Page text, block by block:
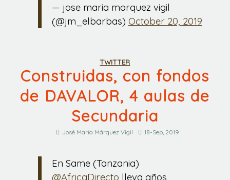
— jose maria marquez vigil
(@jm_elbarbas) October 20, 2019
TWITTER
Construidas, con fondos
de DAVALOR, 4 aulas de
Secundaria
José María Márquez Vigil 18-Sep, 2019
En Same (Tanzania)
@AfricaDirecto lleva años